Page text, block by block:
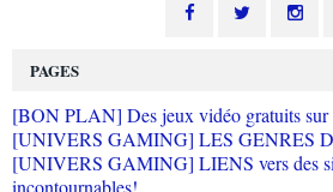
PAGES
[BON PLAN] Des jeux vidéo gratuits sur
[UNIVERS GAMING] LES GENRES
[UNIVERS GAMING] LIENS vers des